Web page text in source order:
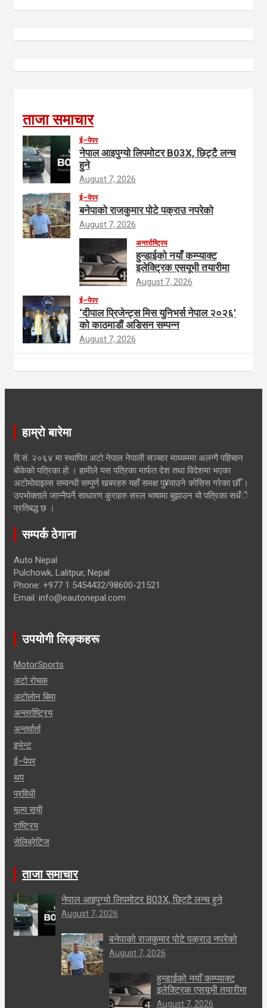
ताजा समाचार
ई–पेपर
नेपाल आइपुग्यो लिपमोटर B03X, छिट्टै लन्च
हुने
August 7, 2026
ई–पेपर
बनेपाको राजकुमार पोटे पक्राउ नपरेको
August 7, 2026
अन्तर्राष्ट्रिय
हुन्डाईको नयाँ कम्प्याक्ट
इलेक्ट्रिक एसयूभी तयारीमा
August 7, 2026
ई–पेपर
‘दीपाल प्रिजेन्ट्स मिस युनिभर्स नेपाल २०२६’
को काठमाडौं अडिसन सम्पन्न
August 7, 2026
हाम्रो बारेमा
वि.सं. २०६४ मा स्थापित अटो नेपाल नेपाली सञ्चार माध्यममा अलग्गै पहिचान
बोकेको पत्रिका हो । हामीले यस पत्रिका मार्फत देश तथा विदेशमा भएका
अटोमोवाइल्स सम्वन्धी सम्पुर्ण खबरहरु यहाँ समक्ष पु¥याउने कोसिस गरेका छौँ ।
उपभोक्ताले जान्नैपर्ने साधारण कुराहरु सरल भाषामा बुझाउन यो पत्रिका सधँै
प्रतिबद्ध छ ।
सम्पर्क ठेगाना
Auto Nepal
Pulchowk, Lalitpur, Nepal
Phone: +977 1 5454432/98600-21521
Email: info@eautonepal.com
उपयोगी लिङ्कहरू
MotorSports
अटो रोचक
अटोलोन बिमा
अन्तर्राष्ट्रिय
अन्तर्वार्ता
इभेन्ट
ई–पेपर
थप
प्रविधी
मूल्य सूची
राष्ट्रिय
सेलिब्रेटिज
ताजा समाचार
नेपाल आइपुग्यो लिपमोटर B03X, छिट्टै लन्च हुने
August 7, 2026
बनेपाको राजकुमार पोटे पक्राउ नपरेको
August 7, 2026
हुन्डाईको नयाँ कम्प्याक्ट
इलेक्ट्रिक एसयूभी तयारीमा
August 7, 2026